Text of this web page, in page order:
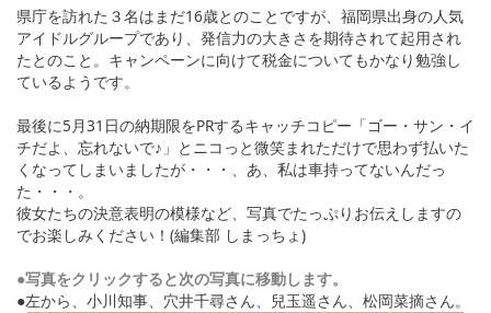
県庁を訪れた３名はまだ16歳とのことですが、福岡県出身の人気
アイドルグループであり、発信力の大きさを期待されて起用され
たとのこと。キャンペーンに向けて税金についてもかなり勉強し
ているようです。
最後に5月31日の納期限をPRするキャッチコピー「ゴー・サン・イ
チだよ、忘れないで♪」とニコっと微笑まれただけで思わず払いた
くなってしまいましたが・・・、あ、私は車持ってないんだっ
た・・・。
彼女たちの決意表明の模様など、写真でたっぷりお伝えしますの
でお楽しみください！(編集部 しまっちょ)
●写真をクリックすると次の写真に移動します。
●左から、小川知事、穴井千尋さん、兒玉遥さん、松岡菜摘さん。